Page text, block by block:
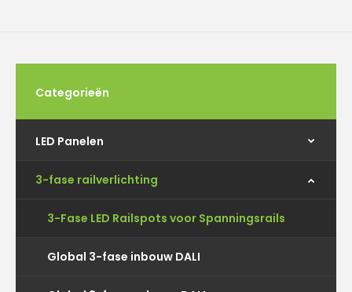
Categorieën
LED Panelen
3-fase railverlichting
3-Fase LED Railspots voor Spanningsrails
Global 3-fase inbouw DALI